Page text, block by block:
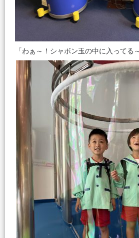
「わぁ～！シャボン玉の中に入ってる